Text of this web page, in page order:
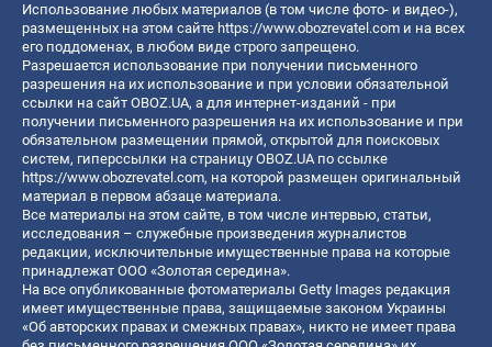
Использование любых материалов (в том числе фото- и видео-),
размещенных на этом сайте https://www.obozrevatel.com и на всех
его поддоменах, в любом виде строго запрещено.
Разрешается использование при получении письменного
разрешения на их использование и при условии обязательной
ссылки на сайт OBOZ.UA, а для интернет-изданий - при
получении письменного разрешения на их использование и при
обязательном размещении прямой, открытой для поисковых
систем, гиперссылки на страницу OBOZ.UA по ссылке
https://www.obozrevatel.com, на которой размещен оригинальный
материал в первом абзаце материала.
Все материалы на этом сайте, в том числе интервью, статьи,
исследования – служебные произведения журналистов
редакции, исключительные имущественные права на которые
принадлежат ООО «Золотая середина».
На все опубликованные фотоматериалы Getty Images редакция
имеет имущественные права, защищаемые законом Украины
«Об авторских правах и смежных правах», никто не имеет права